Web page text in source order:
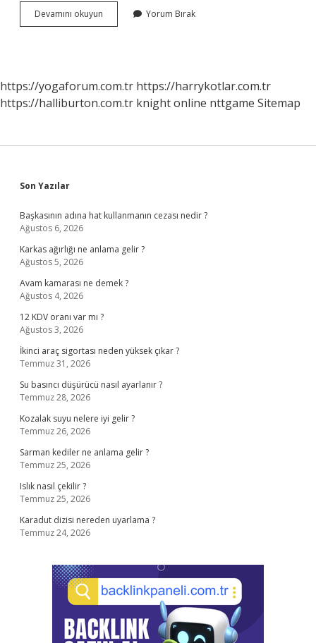
Devamını okuyun
Aile
Yorum Bırak
https://yogaforum.com.tr https://harrykotlar.com.tr
https://halliburton.com.tr knight online nttgame Sitemap
Sidebar
Son Yazılar
Başkasının adına hat kullanmanın cezası nedir ?
Ağustos 6, 2026
Karkas ağırlığı ne anlama gelir ?
Ağustos 5, 2026
Avam kamarası ne demek ?
Ağustos 4, 2026
12 KDV oranı var mı ?
Ağustos 3, 2026
İkinci araç sigortası neden yüksek çıkar ?
Temmuz 31, 2026
Su basıncı düşürücü nasıl ayarlanır ?
Temmuz 28, 2026
Kozalak suyu nelere iyi gelir ?
Temmuz 26, 2026
Sarman kediler ne anlama gelir ?
Temmuz 25, 2026
Islık nasıl çekilir ?
Temmuz 25, 2026
Karadut dizisi nereden uyarlama ?
Temmuz 24, 2026